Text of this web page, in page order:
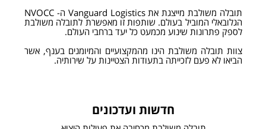
תובלה משולבת מייצגת את Vanguard Logistics ה- NVOCC
הגלובאלי המוביל בעולם. שותפות זו מאפשרת לתובלה משולבת
לספק פתרונות שינוע מכמעט כל יעד ברחבי העולם.
צוות תובלה משולבת הינו מהמקצועיים והמיומנים בענף, אשר
הביאו לא פעם לזכייתה בתעודות הצטיינות על שירותיה.
חדשות ועדכונים